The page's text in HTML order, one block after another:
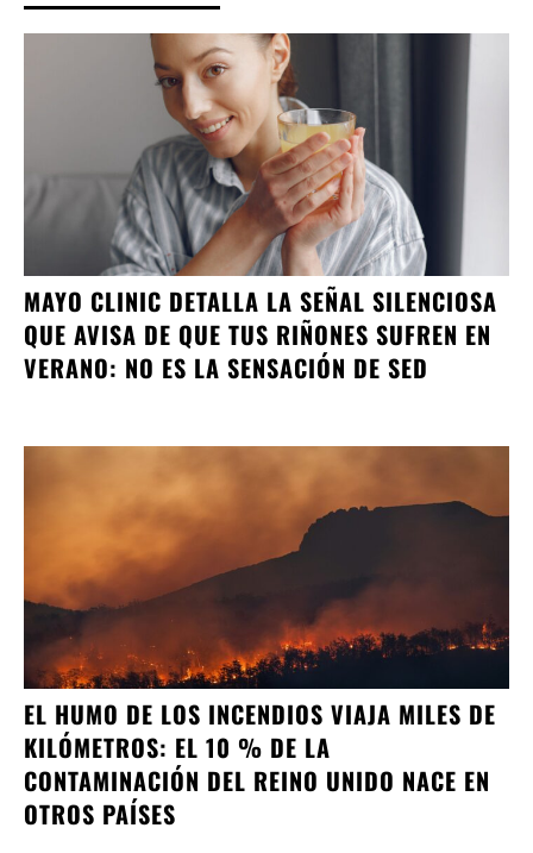
MAYO CLINIC DETALLA LA SEÑAL SILENCIOSA
QUE AVISA DE QUE TUS RIÑONES SUFREN EN
VERANO: NO ES LA SENSACIÓN DE SED
EL HUMO DE LOS INCENDIOS VIAJA MILES DE
KILÓMETROS: EL 10 % DE LA
CONTAMINACIÓN DEL REINO UNIDO NACE EN
OTROS PAÍSES